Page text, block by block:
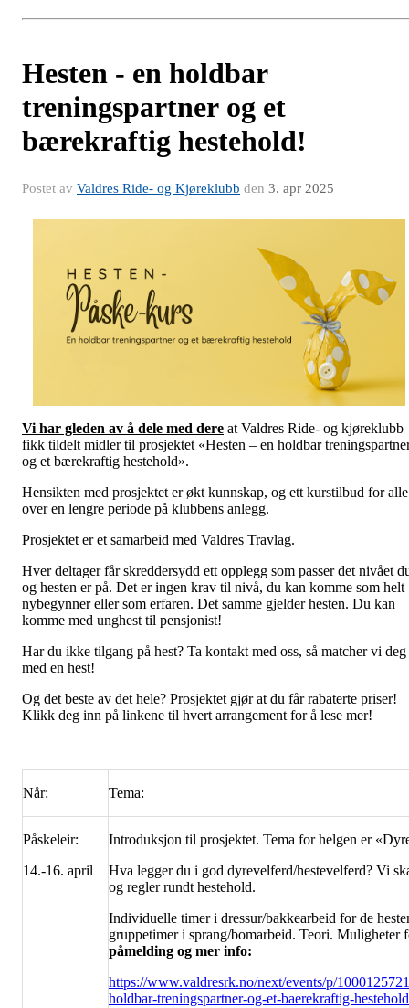
Hesten - en holdbar
treningspartner og et
bærekraftig hestehold!
Postet av Valdres Ride- og Kjøreklubb den 3. apr 2025
Vi har gleden av å dele med dere at Valdres Ride- og kjøreklubb
fikk tildelt midler til prosjektet «Hesten – en holdbar
og et bærekraftig hestehold».
Hensikten med prosjektet er økt kunnskap, og ett kurstilbud for alle
over en lengre periode på klubbens anlegg.
Prosjektet er et samarbeid med Valdres Travlag.
Hver deltager får skreddersydd ett opplegg som passer det nivået
og hesten er på. Det er ingen krav til nivå, du kan komme som helt
nybegynner eller som erfaren. Det samme gjelder hesten. Du kan
komme med unghest til pensjonist!
Har du ikke tilgang på hest? Ta kontakt med oss, så matcher vi deg
med en hest!
Og det beste av det hele? Prosjektet gjør at du får rabaterte priser!
Klikk deg inn på linkene til hvert arrangement for å lese mer!
Når: Tema:
Påskeleir:
14.-16. april
Introduksjon til prosjektet. Tema for helgen er
Hva legger du i god dyrevelferd/hestevelferd? Vi
og regler rundt hestehold.
Individuelle timer i dressur/bakkearbeid for de
gruppetimer i sprang/bomarbeid. Teori.
påmelding og mer info:
https://www.valdresrk.no/next/events/p/
holdbar-treningspartner-og-et-baerekraftig-hestehold